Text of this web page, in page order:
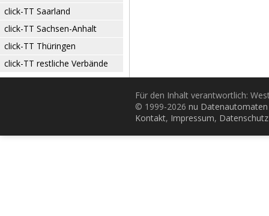
click-TT Saarland
click-TT Sachsen-Anhalt
click-TT Thüringen
click-TT restliche Verbände
Für den Inhalt verantwortlich:
© 1999-2026 nu
Kontakt, Impressum, Datenschutz